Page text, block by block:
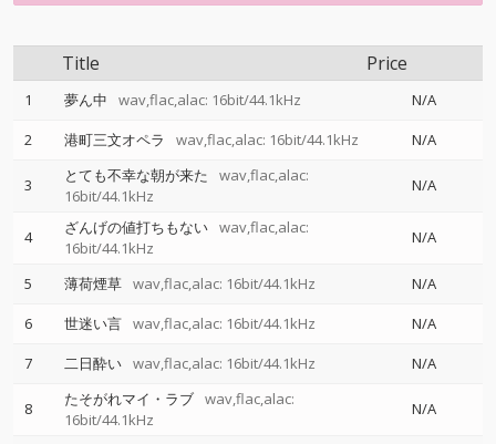
Title Price
1 夢ん中 wav,flac,alac: 16bit/44.1kHz
N/A
2
港町三文オペラ wav,flac,alac: 16bit/44.1kHz N/A
3 とても不幸な朝が来た
wav,flac,alac:
16bit/44.1kHz
N/A
4 ざんげの値打ちもない wav,flac,alac:
16bit/44.1kHz
N/A
5 薄荷煙草 wav,flac,alac: 16bit/44.1kHz
N/A
6
世迷い言 wav,flac,alac: 16bit/44.1kHz
N/A
7
二日酔い wav,flac,alac: 16bit/44.1kHz N/A
8 たそがれマイ・ラブ wav,flac,alac:
16bit/44.1kHz
N/A